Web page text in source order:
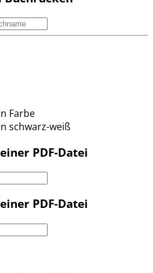
Farbe
schwarz-weiß
PDF-Datei
PDF-Datei